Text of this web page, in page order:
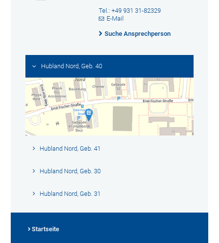
Tel.: +49 931 31-82329
E-Mail
Suche Ansprechperson
Hubland Nord, Geb. 40
Hubland Nord, Geb. 41
Hubland Nord, Geb. 30
Hubland Nord, Geb. 31
Startseite